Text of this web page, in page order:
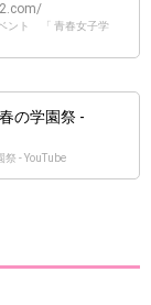
ント 「 青春女子学
の学園祭 -
- YouTube